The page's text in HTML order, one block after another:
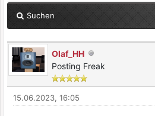
Suchen
Olaf_HH
Posting Freak
15.06.2023, 16:05